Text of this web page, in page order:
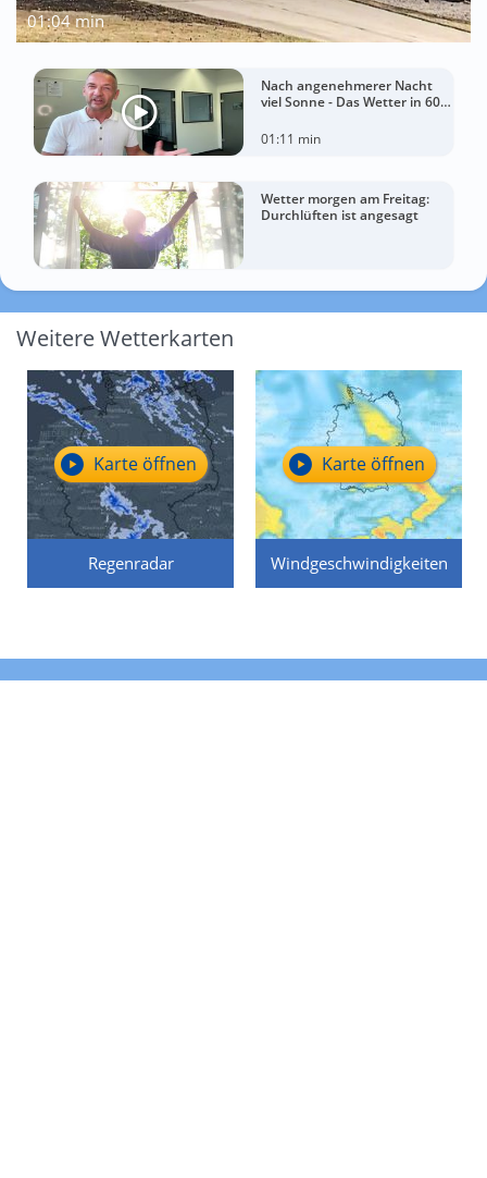
01:04 min
Nach angenehmerer Nacht
viel Sonne - Das Wetter in 60
01:11 min
Wetter morgen am Freitag:
Durchlüften ist angesagt
Weitere Wetterkarten
Regenradar
Karte öffnen
Windgeschwindigkeiten
Karte öffnen